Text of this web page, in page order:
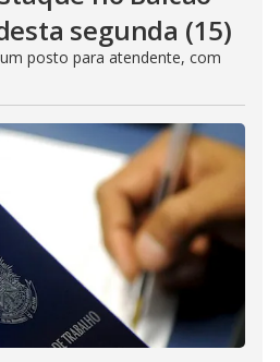
segunda (15)
posto para atendente, com